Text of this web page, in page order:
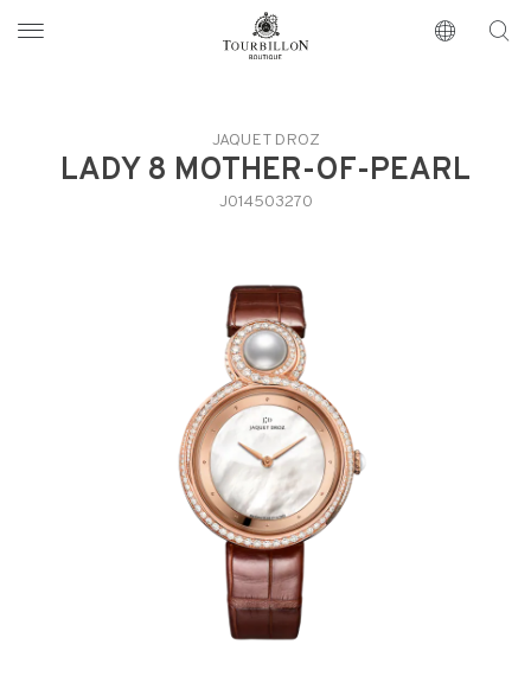
https://www.tourbillon.com/index.php/it
JAQUET DROZ
LADY 8 MOTHER-OF-PEARL
J014503270